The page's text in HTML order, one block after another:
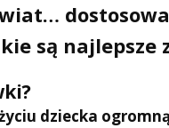
są najlepsze
dziecka